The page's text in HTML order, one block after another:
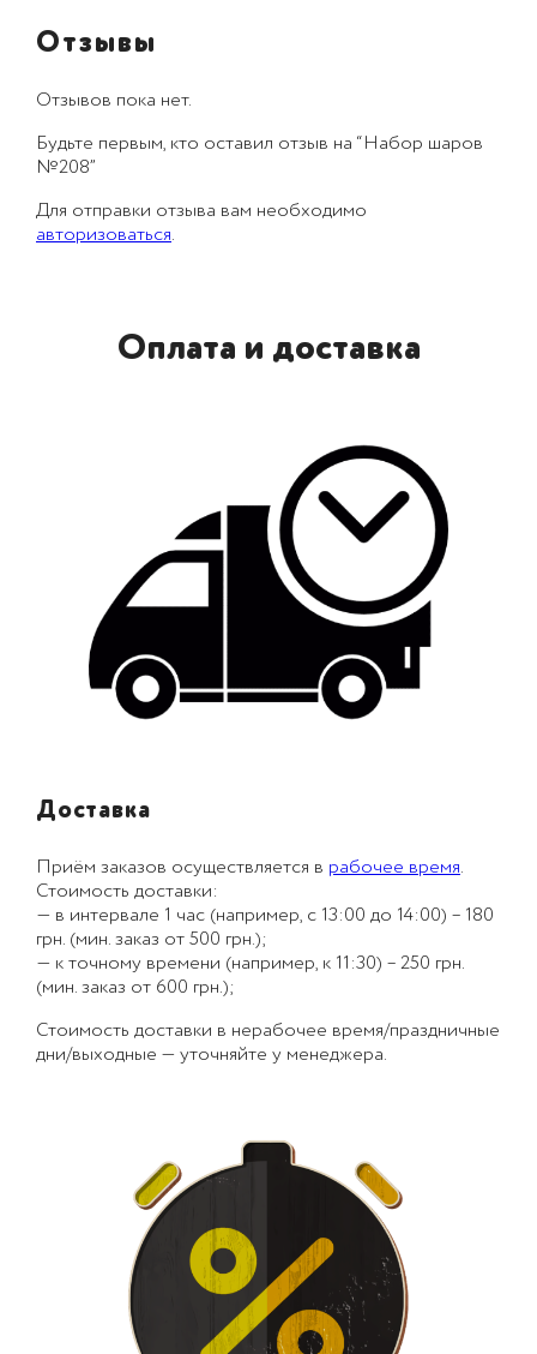
Отзывы
Отзывов пока нет.
Будьте первым, кто оставил отзыв на “Набор шаров
№208”
Для отправки отзыва вам необходимо
авторизоваться.
Оплата и доставка
Доставка
Приём заказов осуществляется в рабочее время.
Стоимость доставки:
— в интервале 1 час (например, с 13:00 до 14:00) – 180
грн. (мин. заказ от 500 грн.);
— к точному времени (например, к 11:30) – 250 грн.
(мин. заказ от 600 грн.);
Стоимость доставки в нерабочее время/праздничные
дни/выходные — уточняйте у менеджера.